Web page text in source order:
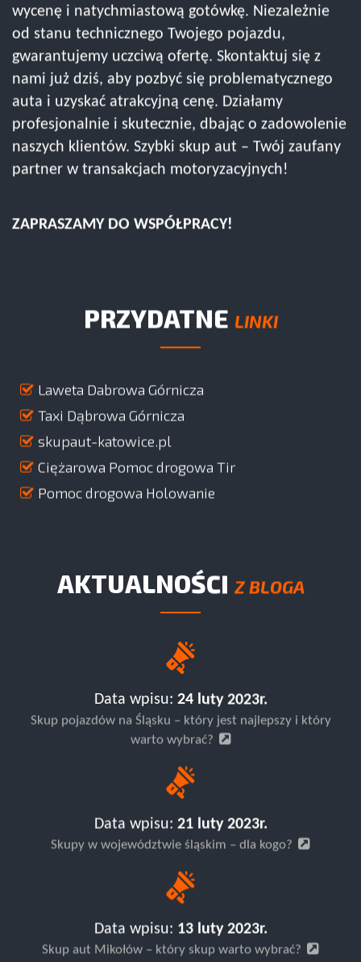
wycenę i natychmiastową gotówkę. Niezależnie
od stanu technicznego Twojego pojazdu,
gwarantujemy uczciwą ofertę. Skontaktuj się z
nami już dziś, aby pozbyć się problematycznego
auta i uzyskać atrakcyjną cenę. Działamy
profesjonalnie i skutecznie, dbając o zadowolenie
naszych klientów. Szybki skup aut – Twój zaufany
partner w transakcjach motoryzacyjnych!
ZAPRASZAMY DO WSPÓŁPRACY!
PRZYDATNE LINKI
Laweta Dabrowa Górnicza
Taxi Dąbrowa Górnicza
skupaut-katowice.pl
Ciężarowa Pomoc drogowa Tir
Pomoc drogowa Holowanie
AKTUALNOŚCI Z BLOGA
Data wpisu: 24 luty 2023r.
Skup pojazdów na Śląsku – który jest najlepszy i który
warto wybrać?
Data wpisu: 21 luty 2023r.
Skupy w województwie śląskim – dla kogo?
Data wpisu: 13 luty 2023r.
Skup aut Mikołów – który skup warto wybrać?